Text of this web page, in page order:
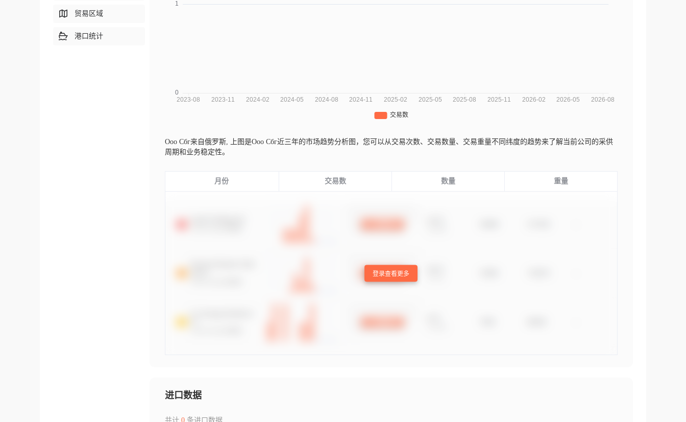
Ооо Сбг来自俄罗斯,
上图是Ооо Сбг近三年的市场趋势分析图，您可以从交易次数、交易数量、交易重量不同纬度的趋势来了解当前公司的采供
周期和业务稳定性。
月份 交易数 数量 重量
登录查看更多
进口数据
共计 0条进口数据
贸易区域
港口统计